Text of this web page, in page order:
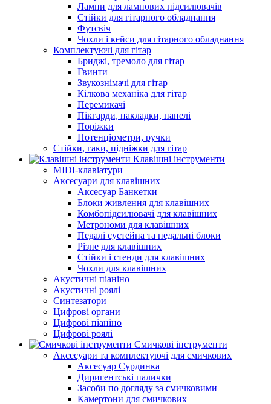
Лампи для лампових підсилювачів
Стійки для гітарного обладнання
Футсвіч
Чохли і кейси для гітарного обладнання
Комплектуючі для гітар
Бриджі, тремоло для гітар
Гвинти
Звукознімачі для гітар
Кілкова механіка для гітар
Перемикачі
Пікгарди, накладки, панелі
Поріжки
Потенціометри, ручки
Стійки, гаки, підніжки для гітар
Клавішні інструменти
MIDI-клавіатури
Аксесуари для клавішних
Аксесуар Банкетки
Блоки живлення для клавішних
Комбопідсилювачі для клавішних
Метрономи для клавішних
Педалі сустейна та педальні блоки
Різне для клавішних
Стійки і стенди для клавішних
Чохли для клавішних
Акустичні піаніно
Акустичні роялі
Синтезатори
Цифрові органи
Цифрові піаніно
Цифрові роялі
Смичкові інструменти
Аксесуари та комплектуючі для смичкових
Аксесуар Сурдинка
Диригентські палички
Засоби по догляду за смичковими
Камертони для смичкових